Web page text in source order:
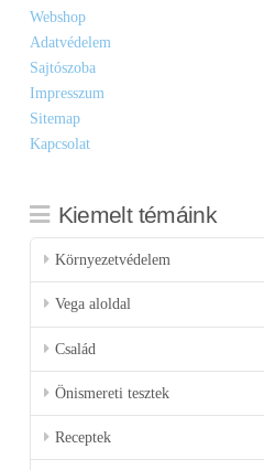
Webshop
Adatvédelem
Sajtószoba
Impresszum
Sitemap
Kapcsolat
Kiemelt témáink
Környezetvédelem
Vega aloldal
Család
Önismereti tesztek
Receptek